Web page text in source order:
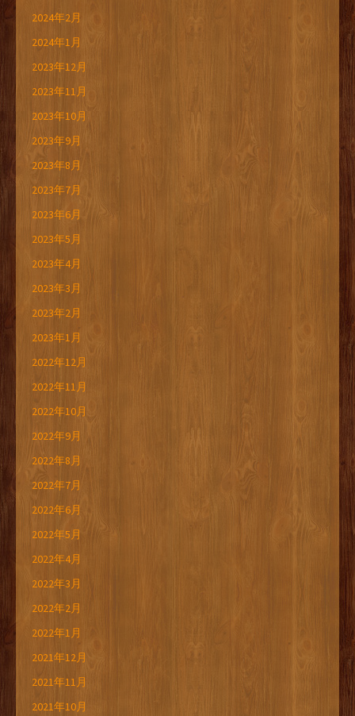
2024年2月
2024年1月
2023年12月
2023年11月
2023年10月
2023年9月
2023年8月
2023年7月
2023年6月
2023年5月
2023年4月
2023年3月
2023年2月
2023年1月
2022年12月
2022年11月
2022年10月
2022年9月
2022年8月
2022年7月
2022年6月
2022年5月
2022年4月
2022年3月
2022年2月
2022年1月
2021年12月
2021年11月
2021年10月